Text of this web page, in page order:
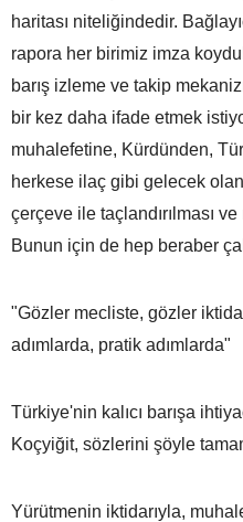
haritası niteliğindedir.
rapora her birimiz imza
barış izleme ve takip
bir kez daha ifade etmek
muhalefetine, Kürdünden,
herkese ilaç gibi gelecek
çerçeve ile taçlandırılması
Bunun için de hep beraber
"Gözler mecliste, gözler
adımlarda, pratik adımlarda"
Türkiye'nin kalıcı barışa
Koçyiğit, sözlerini şöyle
Yürütmenin iktidarıyla,